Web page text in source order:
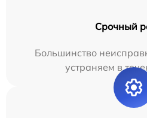
Срочный
Большинство
устраняем в